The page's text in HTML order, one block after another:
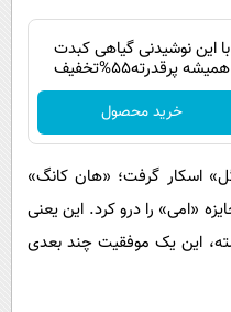
با این نوشیدنی گیاهی کبدت
همیشه پرقدرته55%تخفیف
خرید محصول
اسکار گرفت؛ «هان کانگ»
ادبیات را برد و «بازی مرکب» ۶ جایزه «امی» را درو کرد. این یعنی
این یک موفقیت چند بعدی